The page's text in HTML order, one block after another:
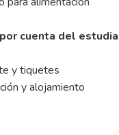
cuenta del
y tiquetes
y alojamiento